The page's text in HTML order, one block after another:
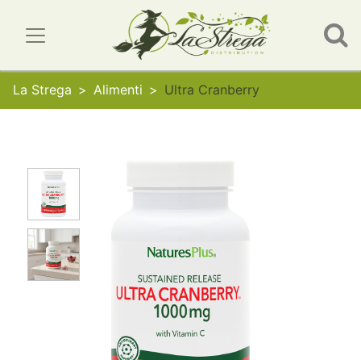
La Strega Alimenti Ultra Cranberry